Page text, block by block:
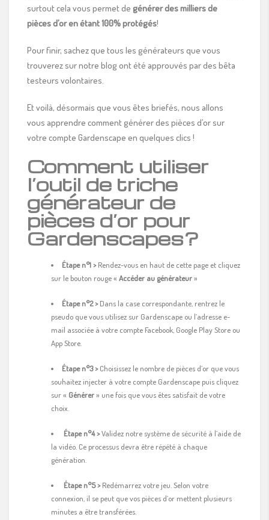
surtout cela vous permet de générer des milliers de
pièces d’or en étant 100% protégés!
Pour finir, sachez que tous les générateurs que vous
trouverez sur notre blog ont été approuvés par des bêta
testeurs volontaires.
Et voilà, désormais que vous êtes briefés, nous allons
vous apprendre comment générer des pièces d’or sur
votre compte Gardenscape en quelques clics !
Comment utiliser
l’outil de triche
générateur de
pièces d’or pour
Gardenscapes?
Étape n°1 >Rendez-vous en haut de cette page et cliquez
sur le bouton rouge « Accéder au générateur»
Étape n°2 >Dans la case correspondante, rentrez le
pseudo que vous utilisez sur Gardenscape ou l’adresse e-
mail associée à votre compte Facebook, Google Play Store ou
App Store.
Étape n°3 >Choisissez le nombre de pièces d’or que vous
souhaitez injecter à votre compte Gardenscape puis cliquez
sur « Générer» une fois que vous êtes satisfait de votre
choix.
Étape n°4 >Validez notre système de sécurité à l’aide de
la vidéo. Ce processus devra être répété à chaque
génération.
Étape n°5 >Redémarrez votre jeu. Selon votre
connexion, il se peut que vos pièces d’or mettent plusieurs
minutes a être transférées.